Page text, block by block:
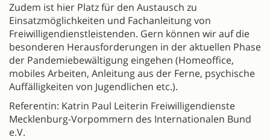
Zudem ist hier Platz für den Austausch zu
Einsatzmöglichkeiten und Fachanleitung von
Freiwilligendienstleistenden. Gern können wir auf die
besonderen Herausforderungen in der aktuellen Phase
der Pandemiebewältigung eingehen (Homeoffice,
mobiles Arbeiten, Anleitung aus der Ferne, psychische
Auffälligkeiten von Jugendlichen etc.).
Referentin: Katrin Paul Leiterin Freiwilligendienste
Mecklenburg-Vorpommern des Internationalen Bund
e.V.